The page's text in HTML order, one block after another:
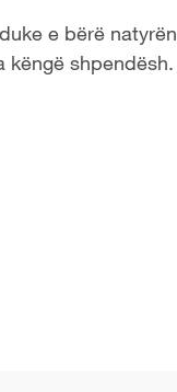
e bërë natyrën
shpendësh.